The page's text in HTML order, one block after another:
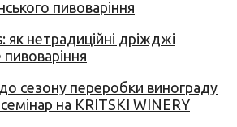
пивоваріння
як нетрадиційні дріжджі
сезону переробки винограду
на KRITSKI WINERY